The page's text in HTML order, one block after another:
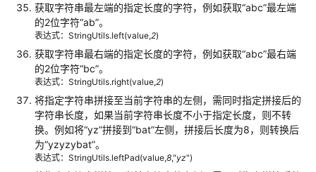
数
据
成
（离
作
业）
数
据
获取字符串最左端的指定长度的字符，例如获取“abc”最左端
的2位字符“ab”。
表达式：StringUtils.left(value,2)
获取字符串最右端的指定长度的字符，例如获取“abc”最右端
的2位字符“bc”。
表达式：StringUtils.right(value,2)
将指定字符串拼接至当前字符串的左侧，需同时指定拼接后的
字符串长度，如果当前字符串长度不小于指定长度，则不转
换。例如将“yz”拼接到“bat”左侧，拼接后长度为8，则转换后
为“yzyzybat”。
表达式：StringUtils.leftPad(value,8,"yz")